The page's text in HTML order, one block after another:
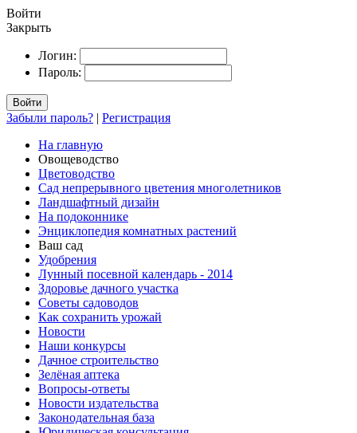
Войти
Закрыть
Логин:
Пароль:
Войти
Забыли пароль? | Регистрация
На главную
Овощеводство
Цветоводство
Сад непрерывного цветения многолетников
Ландшафтный дизайн
На подоконнике
Энциклопедия комнатных растений
Ваш сад
Удобрения
Лунный посевной календарь - 2014
Здоровье дачного участка
Советы садоводов
Как сохранить урожай
Новости
Наши конкурсы
Дачное строительство
Зелёная аптека
Вопросы-ответы
Новости издательства
Законодательная база